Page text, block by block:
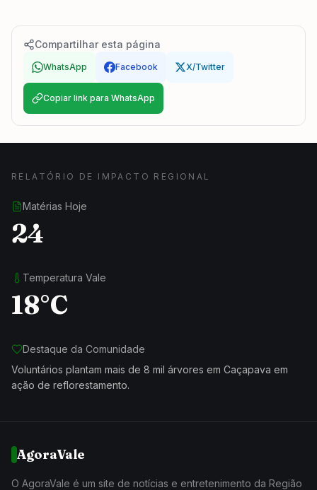
Compartilhar esta página
WhatsApp Facebook X/Twitter
Copiar link para WhatsApp
RELATÓRIO DE IMPACTO REGIONAL
Matérias Hoje
24
Temperatura Vale
18°C
Destaque da Comunidade
Voluntários plantam mais de 8 mil árvores em Caçapava em
ação de reflorestamento.
AgoraVale
O AgoraVale é um site de notícias e entretenimento da Região